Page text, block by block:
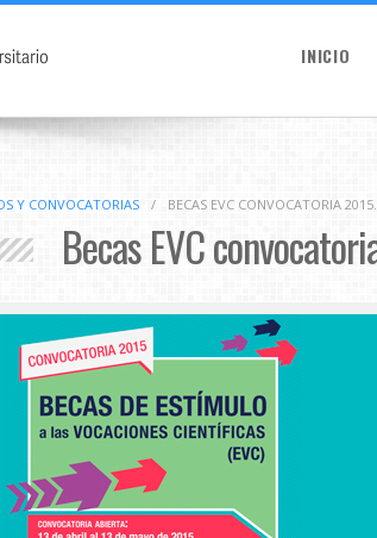
INICIO
Y CONVOCATORIAS / BECAS EVC CONVOCATORIA
Becas EVC